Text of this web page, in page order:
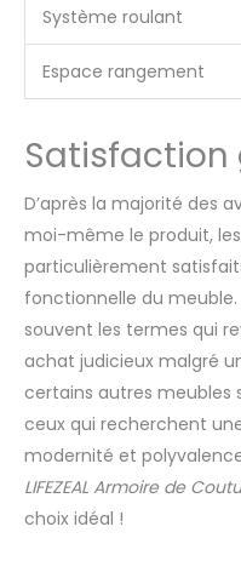
Système roulant
Espace rangement
Satisfaction
D’après la majorité des
moi-même le produit,
particulièrement
fonctionnelle du meuble.
souvent les termes qui
achat judicieux malgré
certains autres meubles
ceux qui recherchent
modernité et
LIFEZEAL Armoire de
choix idéal !